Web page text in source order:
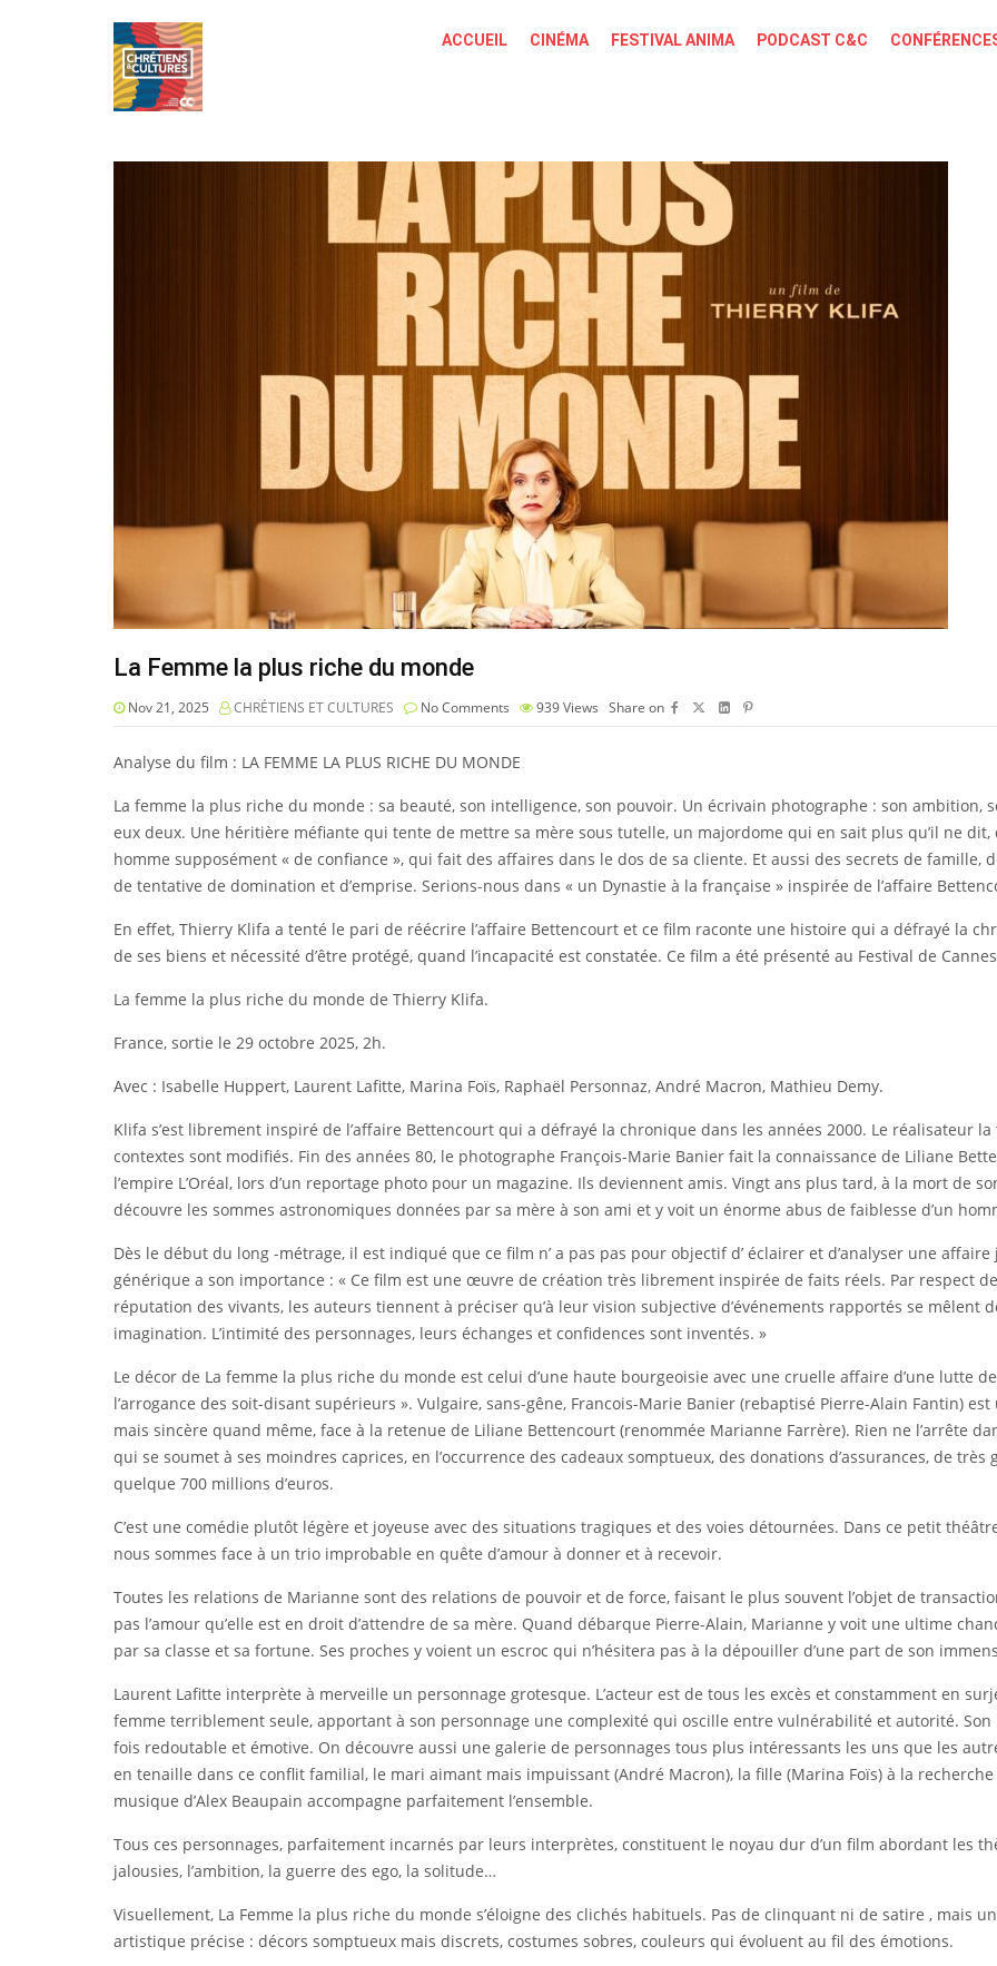
ACCUEIL CINÉMA FESTIVAL ANIMA PODCAST C&C
La Femme la plus riche du monde
Nov 21, 2025 CHRÉTIENS ET CULTURES No Comments 939Views Share on
Analyse du film : LA FEMME LA PLUS RICHE DU MONDE
La femme la plus riche du monde : sa beauté, son intelligence, son pouvoir. Un écrivain photographe : son ambition,
eux deux. Une héritière méfiante qui tente de mettre sa mère sous tutelle, un majordome qui en sait plus qu’il ne
homme supposément « de confiance », qui fait des affaires dans le dos de sa cliente. Et aussi des secrets de
de tentative de domination et d’emprise. Serions-nous dans « un Dynastie à la française » inspirée de l’affaire
En effet, Thierry Klifa a tenté le pari de réécrire l’affaire Bettencourt et ce film raconte une histoire qui a défrayé la
de ses biens et nécessité d’être protégé, quand l’incapacité est constatée. Ce film a été présenté au Festival de
La femme la plus riche du monde de Thierry Klifa.
France, sortie le 29 octobre 2025, 2h.
Avec : Isabelle Huppert, Laurent Lafitte, Marina Foïs, Raphaël Personnaz, André Macron, Mathieu Demy.
Klifa s’est librement inspiré de l’affaire Bettencourt qui a défrayé la chronique dans les années 2000. Le réalisateur
contextes sont modifiés. Fin des années 80, le photographe François-Marie Banier fait la connaissance de Liliane
l’empire L’Oréal, lors d’un reportage photo pour un magazine. Ils deviennent amis. Vingt ans plus tard, à la mort de
découvre les sommes astronomiques données par sa mère à son ami et y voit un énorme abus de faiblesse d’un
Dès le début du long -métrage, il est indiqué que ce film n’ a pas pas pour objectif d’ éclairer et d’analyser une
générique a son importance : « Ce film est une œuvre de création très librement inspirée de faits réels. Par respect
réputation des vivants, les auteurs tiennent à préciser qu’à leur vision subjective d’événements rapportés se mêlent
imagination. L’intimité des personnages, leurs échanges et confidences sont inventés. »
Le décor de La femme la plus riche du monde est celui d’une haute bourgeoisie avec une cruelle affaire d’une lutte
l’arrogance des soit-disant supérieurs ». Vulgaire, sans-gêne, Francois-Marie Banier (rebaptisé Pierre-Alain Fantin)
mais sincère quand même, face à la retenue de Liliane Bettencourt (renommée Marianne Farrère). Rien ne l’arrête
qui se soumet à ses moindres caprices, en l’occurrence des cadeaux somptueux, des donations d’assurances, de
quelque 700 millions d’euros.
C’est une comédie plutôt légère et joyeuse avec des situations tragiques et des voies détournées. Dans ce petit
nous sommes face à un trio improbable en quête d’amour à donner et à recevoir.
Toutes les relations de Marianne sont des relations de pouvoir et de force, faisant le plus souvent l’objet de
pas l’amour qu’elle est en droit d’attendre de sa mère. Quand débarque Pierre-Alain, Marianne y voit une ultime
par sa classe et sa fortune. Ses proches y voient un escroc qui n’hésitera pas à la dépouiller d’une part de son
Laurent Lafitte interprète à merveille un personnage grotesque. L’acteur est de tous les excès et constamment en
femme terriblement seule, apportant à son personnage une complexité qui oscille entre vulnérabilité et autorité.
fois redoutable et émotive. On découvre aussi une galerie de personnages tous plus intéressants les uns que les
en tenaille dans ce conflit familial, le mari aimant mais impuissant (André Macron), la fille (Marina Foïs) à la recherche
musique d’Alex Beaupain accompagne parfaitement l’ensemble.
Tous ces personnages, parfaitement incarnés par leurs interprètes, constituent le noyau dur d’un film abordant les
jalousies, l’ambition, la guerre des ego, la solitude…
Visuellement, La Femme la plus riche du monde s’éloigne des clichés habituels. Pas de clinquant ni de satire , mais
artistique précise : décors somptueux mais discrets, costumes sobres, couleurs qui évoluent au fil des émotions.